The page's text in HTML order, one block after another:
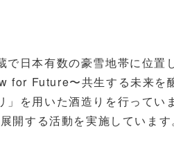
日本有数の豪雪地帯に位置
for Future〜共生する未来を
を用いた酒造りを行ってい
する活動を実施しています